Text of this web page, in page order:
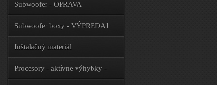
Subwoofer - OPRAVA
Subwoofer boxy - VÝPREDAJ
Inštalačný materiál
Procesory - aktívne výhybky -